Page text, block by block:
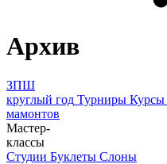
Архив
ЗПШ
круглый год Турниры Курсы
мамонтов
Мастер-
классы
Студии Буклеты Слоны